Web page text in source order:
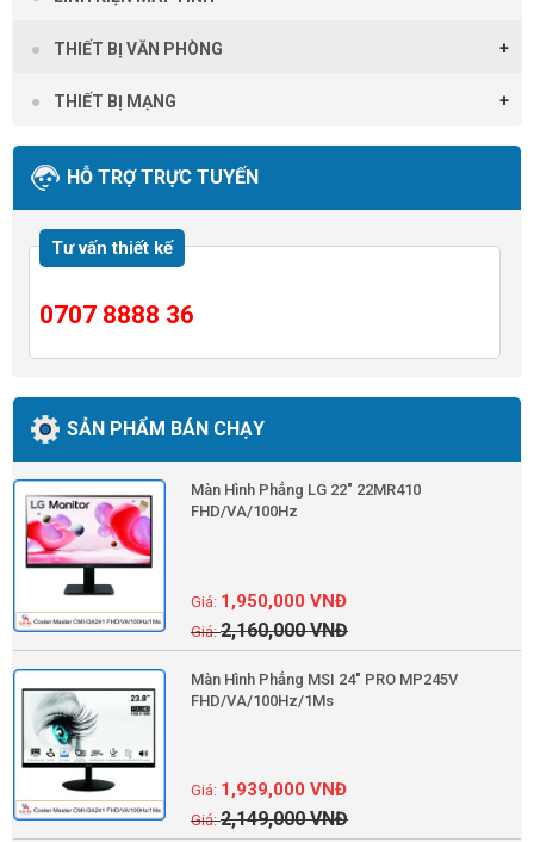
THIẾT BỊ VĂN PHÒNG
THIẾT BỊ MẠNG
HỖ TRỢ TRỰC TUYẾN
Tư vấn thiết kế
0707 8888 36
SẢN PHẨM BÁN CHẠY
Màn Hình Phẳng LG 22" 22MR410
FHD/VA/100Hz
2,160,000VNĐ
1,950,000VNĐ
Màn Hình Phẳng MSI 24" PRO MP245V
FHD/VA/100Hz/1Ms
2,149,000VNĐ
1,939,000VNĐ